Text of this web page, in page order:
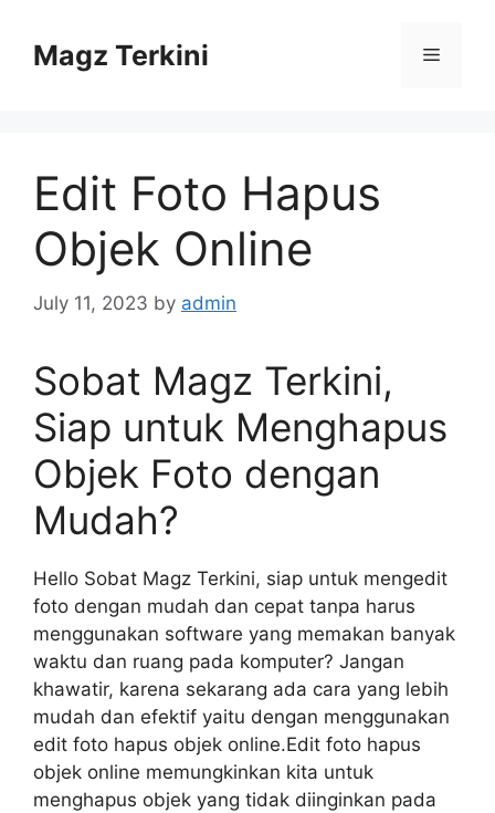
contentMagz Terkini Menu
Edit Foto Hapus
Objek Online
July 11, 2023 by admin
Sobat Magz Terkini,
Siap untuk Menghapus
Objek Foto dengan
Mudah?
Hello Sobat Magz Terkini, siap untuk mengedit
foto dengan mudah dan cepat tanpa harus
menggunakan software yang memakan banyak
waktu dan ruang pada komputer? Jangan
khawatir, karena sekarang ada cara yang lebih
mudah dan efektif yaitu dengan menggunakan
edit foto hapus objek online.Edit foto hapus
objek online memungkinkan kita untuk
menghapus objek yang tidak diinginkan pada